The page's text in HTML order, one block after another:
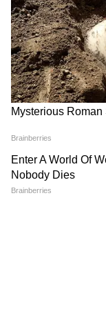
महेश मुरलीधर पाई
भूमिका
महेश मुरलीधर
रहे। वह पहले
निदेशक रह चुके
और
प्रमुख उद्योग
वर्तमान में वह